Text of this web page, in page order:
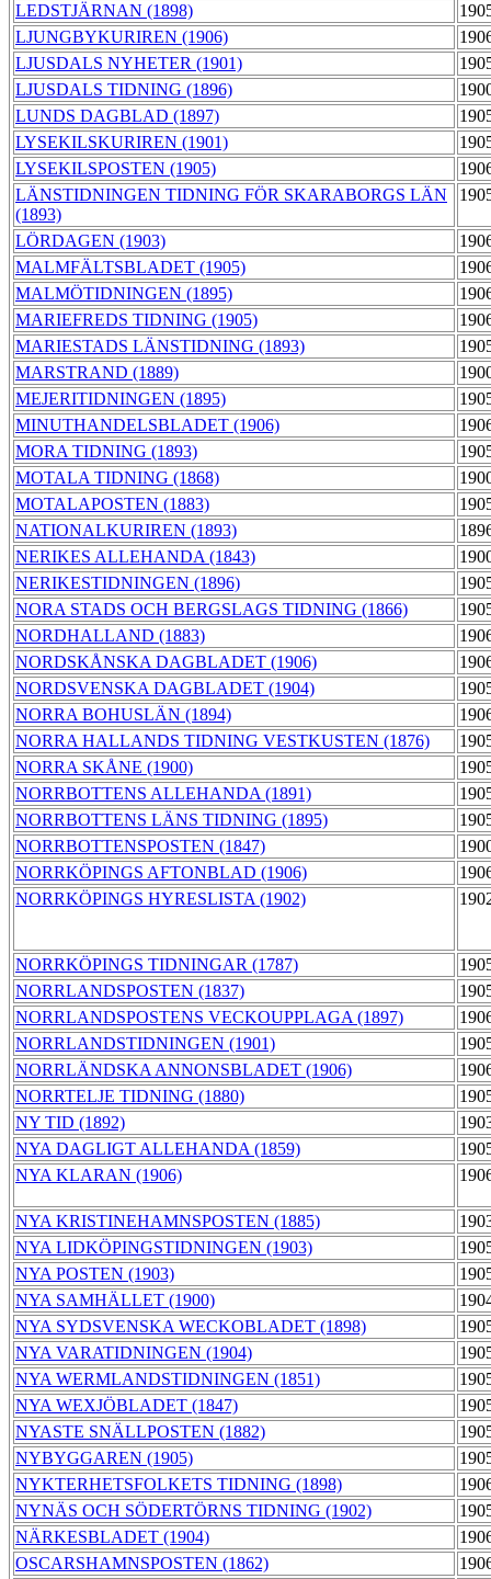
LEDSTJÄRNAN (1898)
LJUNGBYKURIREN (1906)
LJUSDALS NYHETER (1901)
LJUSDALS TIDNING (1896)
LUNDS DAGBLAD (1897)
LYSEKILSKURIREN (1901)
LYSEKILSPOSTEN (1905)
LÄNSTIDNINGEN TIDNING FÖR SKARABORGS LÄN
(1893)
LÖRDAGEN (1903)
MALMFÄLTSBLADET (1905)
MALMÖTIDNINGEN (1895)
MARIEFREDS TIDNING (1905)
MARIESTADS LÄNSTIDNING (1893)
MARSTRAND (1889)
MEJERITIDNINGEN (1895)
MINUTHANDELSBLADET (1906)
MORA TIDNING (1893)
MOTALA TIDNING (1868)
MOTALAPOSTEN (1883)
NATIONALKURIREN (1893)
NERIKES ALLEHANDA (1843)
NERIKESTIDNINGEN (1896)
NORA STADS OCH BERGSLAGS TIDNING (1866)
NORDHALLAND (1883)
NORDSKÅNSKA DAGBLADET (1906)
NORDSVENSKA DAGBLADET (1904)
NORRA BOHUSLÄN (1894)
NORRA HALLANDS TIDNING VESTKUSTEN (1876)
NORRA SKÅNE (1900)
NORRBOTTENS ALLEHANDA (1891)
NORRBOTTENS LÄNS TIDNING (1895)
NORRBOTTENSPOSTEN (1847)
NORRKÖPINGS AFTONBLAD (1906)
NORRKÖPINGS HYRESLISTA (1902)
NORRKÖPINGS TIDNINGAR (1787)
NORRLANDSPOSTEN (1837)
NORRLANDSPOSTENS VECKOUPPLAGA (1897)
NORRLANDSTIDNINGEN (1901)
NORRLÄNDSKA ANNONSBLADET (1906)
NORRTELJE TIDNING (1880)
NY TID (1892)
NYA DAGLIGT ALLEHANDA (1859)
NYA KLARAN (1906)
NYA KRISTINEHAMNSPOSTEN (1885)
NYA LIDKÖPINGSTIDNINGEN (1903)
NYA POSTEN (1903)
NYA SAMHÄLLET (1900)
NYA SYDSVENSKA WECKOBLADET (1898)
NYA VARATIDNINGEN (1904)
NYA WERMLANDSTIDNINGEN (1851)
NYA WEXJÖBLADET (1847)
NYASTE SNÄLLPOSTEN (1882)
NYBYGGAREN (1905)
NYKTERHETSFOLKETS TIDNING (1898)
NYNÄS OCH SÖDERTÖRNS TIDNING (1902)
NÄRKESBLADET (1904)
OSCARSHAMNSPOSTEN (1862)